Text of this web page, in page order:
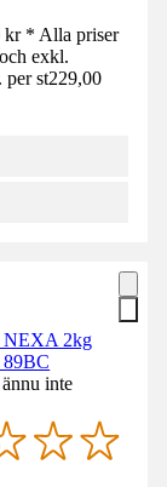
* Alla priser
exkl.
per st229,00
NEXA 2kg
89BC
inte